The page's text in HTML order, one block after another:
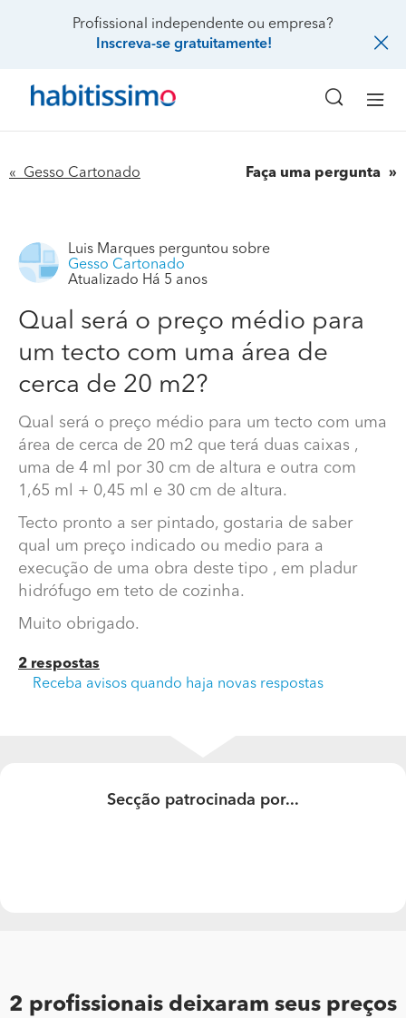
Profissional independente ou empresa?
Inscreva-se gratuitamente!
« Gesso Cartonado Faça uma pergunta
Qual será o preço médio para um tecto com uma área
Qual será o preço médio para um tecto com uma área
preço indicado ou medio para a execução de uma obra
deste tipo , em pladur hidrófugo em teto de cozinha.
Luis Marques perguntou sobre
Gesso Cartonado
Atualizado Há 5 anos
Qual será o preço médio para
um tecto com uma área de
cerca de 20 m2?
Qual será o preço médio para um tecto com uma
área de cerca de 20 m2 que terá duas caixas ,
uma de 4 ml por 30 cm de altura e outra com
1,65 ml + 0,45 ml e 30 cm de altura.
Tecto pronto a ser pintado, gostaria de saber
qual um preço indicado ou medio para a
execução de uma obra deste tipo , em pladur
hidrófugo em teto de cozinha.
Muito obrigado.
2 respostas
Receba avisos quando haja novas respostas
Secção patrocinada por...
2 profissionais deixaram seus preços